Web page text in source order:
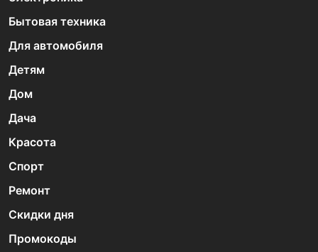
Бытовая техника
Для автомобиля
Детям
Дом
Дача
Красота
Спорт
Ремонт
Скидки дня
Промокоды